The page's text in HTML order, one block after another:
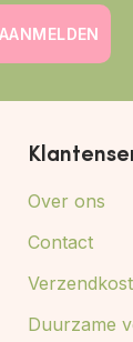
AANMELDEN
Over ons
Contact
Duurzame